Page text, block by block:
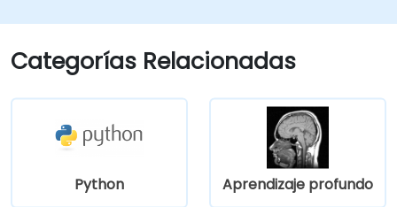
Categorías Relacionadas
Python Aprendizaje profundo